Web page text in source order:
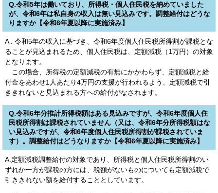
Q.令和5年は働いており、所得税・個人住民税を納めていました
が、令和6年は私自身の収入は無い見込みです。調整給付はどうな
りますか【令和6年夏以降に実施済み】
A . 令和5年の収入に基づき、令和6年度個人住民税所得割が課税とな
ることが見込まれるため、個人住民税は、定額減税（1万円）の対象
となります。
この場合、所得税の定額減税の有無にかかわらず、定額減税と給
付金をあわせ1人あたり4万円の支援が行われるよう、定額減税で引
ききれないと見込まれる方への給付がなされます。
Q.令和6年分推計所得税額はある見込みですが、令和6年度個人住
民税所得割は課税されていません（又は、令和6年分所得税額はな
い見込みですが、令和6年度個人住民税所得割が課税されていま
す）。調整給付はどうなりますか【令和6年夏以降に実施済み】
A.定額減税調整給付の対象であり、所得税と個人住民税所得割のい
ずれか一方が課税の方には、税額がないものについても定額減税で
引ききれない額を給付することとしています。